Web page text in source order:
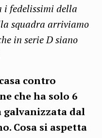
fedelissimi della
squadra arriviamo
in serie D siano
contro
che ha solo 6
galvanizzata dal
Cosa si aspetta